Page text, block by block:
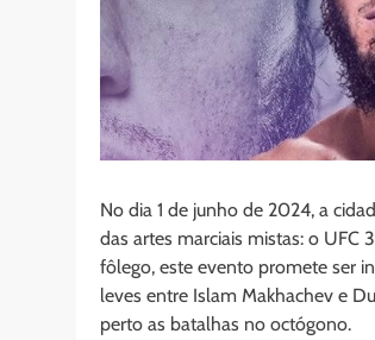
No dia 1 de junho de 2024, a
das artes marciais mistas: o
fôlego, este evento promete ser
leves entre Islam Makhachev e
perto as batalhas no octógono.